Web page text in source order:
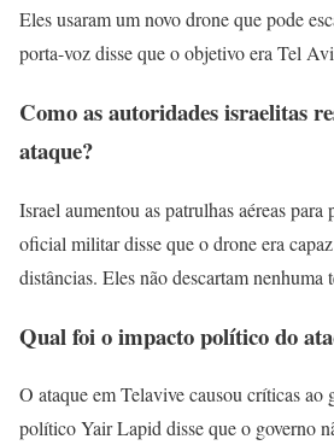
Eles usaram um novo drone que pode
porta-voz disse que o objetivo era Tel
Como as autoridades israelitas
ataque?
Israel aumentou as patrulhas aéreas
oficial militar disse que o drone era
distâncias. Eles não descartam nenhuma
Qual foi o impacto político do
O ataque em Telavive causou críticas ao
político Yair Lapid disse que o governo